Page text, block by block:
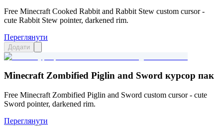
Free Minecraft Cooked Rabbit and Rabbit Stew custom cursor -
cute Rabbit Stew pointer, darkened rim.
Переглянути
Додати
Minecraft Zombified Piglin and Sword курсор пак
Free Minecraft Zombified Piglin and Sword custom cursor - cute
Sword pointer, darkened rim.
Переглянути